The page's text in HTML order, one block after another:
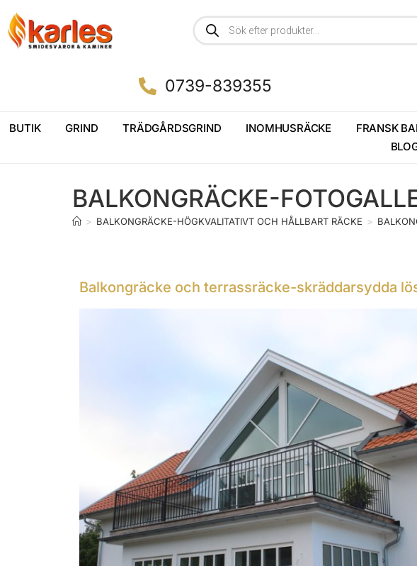
0739-839355
BUTIK GRIND TRÄDGÅRDSGRIND INOMHUSRÄCKE FRANSK
BALKONGRÄCKE-
> BALKONGRÄCKE-HÖGKVALITATIVT OCH HÅLLBART RÄCKE >
Balkongräcke och terrassräcke-skräddarsydda